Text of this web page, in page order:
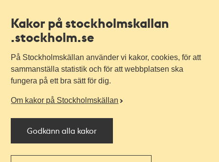
Kakor på stockholmskallan
.stockholm.se
På Stockholmskällan använder vi kakor, cookies, för att
sammanställa statistik och för att webbplatsen ska
fungera på ett bra sätt för dig.
Om kakor på Stockholmskällan
Godkänn alla kakor